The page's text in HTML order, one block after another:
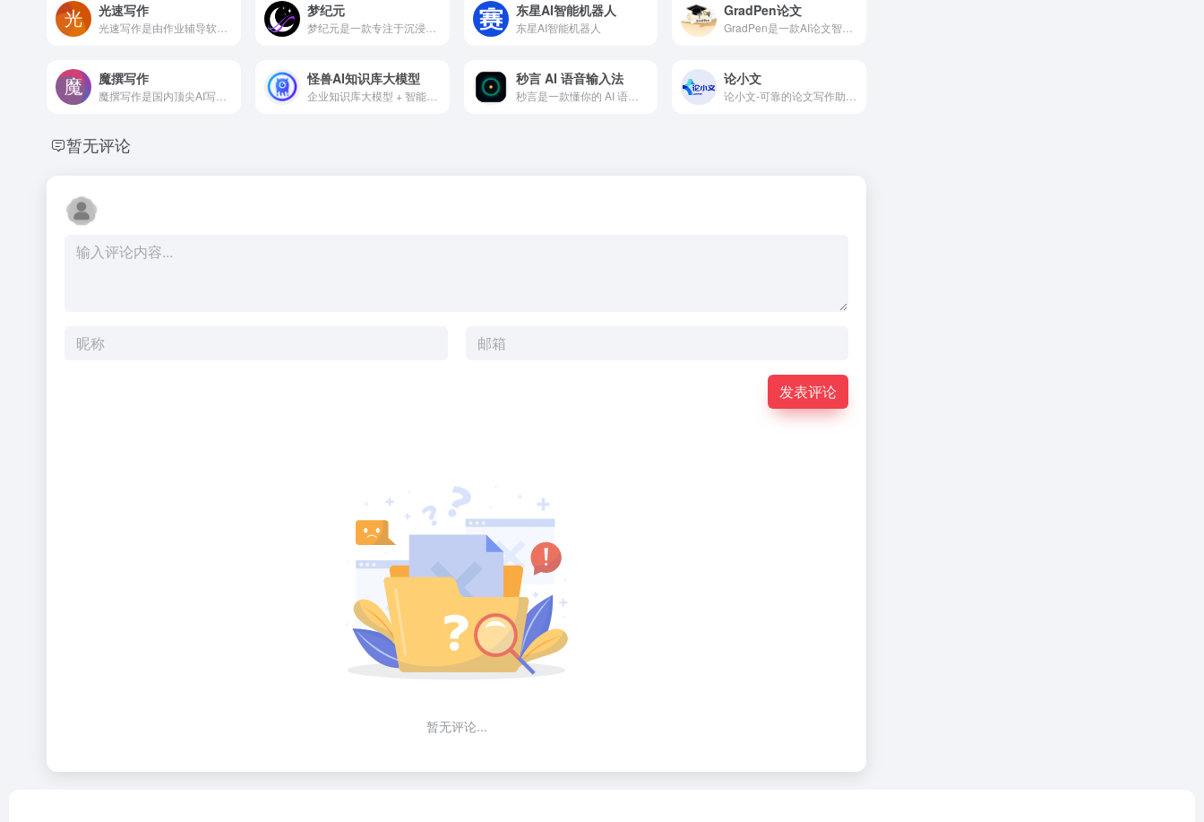
光速写作 梦纪元
梦纪元是一款专注于沉浸式情感陪伴的AI聊天应用，支持自定义角色、角色主动互动与个性化场景设置，为用户提供有温度的虚拟陪伴体验。
东星AI智能机器人
东星AI智能机器人
GradPen论文
魔撰写作 怪兽AI知识库大模型
企业知识库大模型 + 智能的AI问答机器人
秒言 AI 语音输入法
秒言是一款懂你的 AI 语音输入法。毫秒级极速响应，精准识别专业术语，智能重组碎片化语言，还原你的真实表达意图。支持一键润色、多语言翻译、调用大模型等 AI 能力，让输入像说话一样自然。
论小文
暂无评论
发表评论
暂无评论...